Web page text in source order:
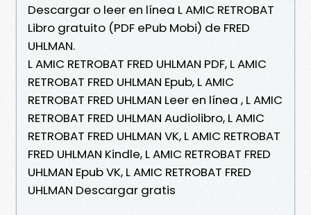
Descargar o leer en línea L AMIC RETROBAT
Libro gratuito (PDF ePub Mobi) de FRED
UHLMAN.
L AMIC RETROBAT FRED UHLMAN PDF, L AMIC
RETROBAT FRED UHLMAN Epub, L AMIC
RETROBAT FRED UHLMAN Leer en línea , L AMIC
RETROBAT FRED UHLMAN Audiolibro, L AMIC
RETROBAT FRED UHLMAN VK, L AMIC RETROBAT
FRED UHLMAN Kindle, L AMIC RETROBAT FRED
UHLMAN Epub VK, L AMIC RETROBAT FRED
UHLMAN Descargar gratis